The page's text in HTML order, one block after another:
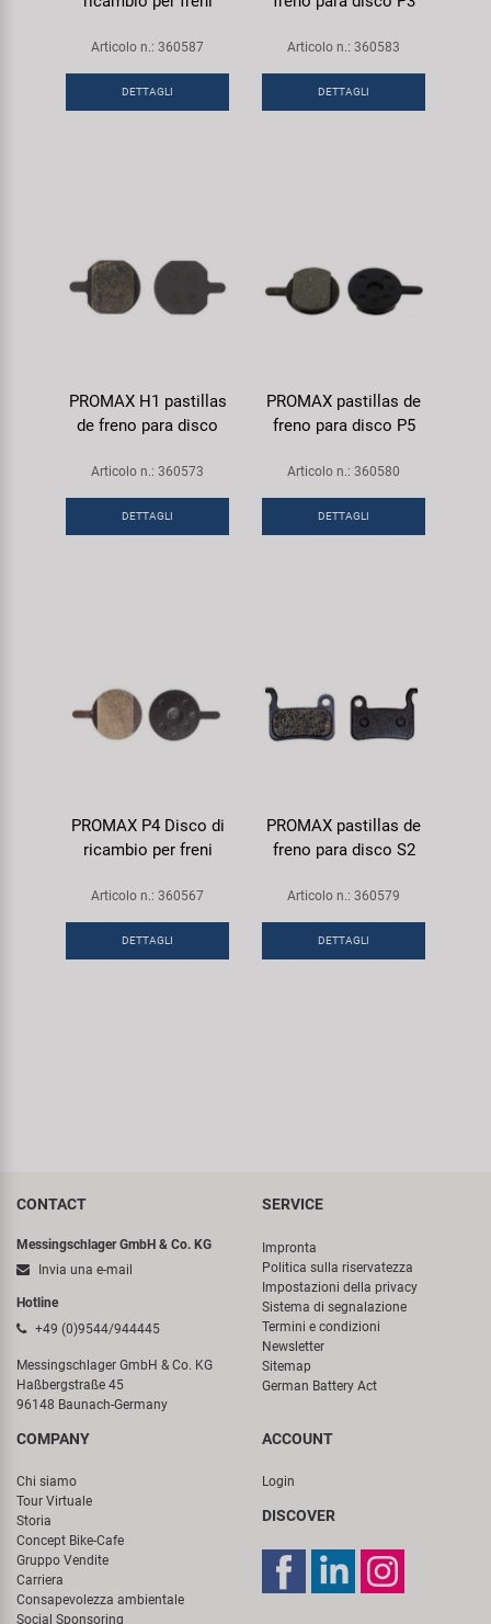
Articolo n.: 360587
DETTAGLI
Articolo n.: 360583
DETTAGLI
PROMAX H1 pastillas
de freno para disco
Articolo n.: 360573
DETTAGLI
PROMAX pastillas de
freno para disco P5
Articolo n.: 360580
DETTAGLI
PROMAX P4 Disco di
ricambio per freni
Articolo n.: 360567
DETTAGLI
PROMAX pastillas de
freno para disco S2
Articolo n.: 360579
DETTAGLI
CONTACT
Messingschlager GmbH & Co. KG
Invia una e-mail
Hotline
+49 (0)9544/944445
Messingschlager GmbH & Co. KG
Haßbergstraße 45
96148 Baunach-Germany
SERVICE
Impronta
Politica sulla riservatezza
Impostazioni della privacy
Sistema di segnalazione
Termini e condizioni
Newsletter
Sitemap
German Battery Act
COMPANY
Chi siamo
Tour Virtuale
Storia
Concept Bike-Cafe
Gruppo Vendite
Carriera
Consapevolezza ambientale
Social Sponsoring
ACCOUNT
Login
DISCOVER